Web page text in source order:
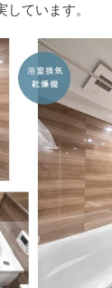
ています。